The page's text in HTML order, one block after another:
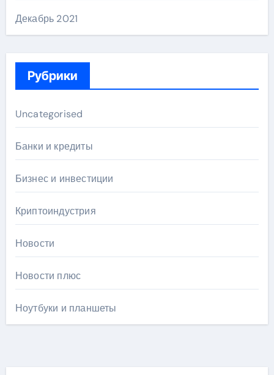
Декабрь 2021
Рубрики
Uncategorised
Банки и кредиты
Бизнес и инвестиции
Криптоиндустрия
Новости
Новости плюс
Ноутбуки и планшеты